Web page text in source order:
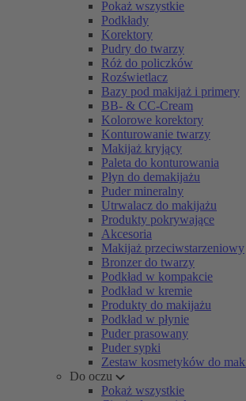
Pokaż wszystkie
Podkłady
Korektory
Pudry do twarzy
Róż do policzków
Rozświetlacz
Bazy pod makijaż i primery
BB- & CC-Cream
Kolorowe korektory
Konturowanie twarzy
Makijaż kryjący
Paleta do konturowania
Płyn do demakijażu
Puder mineralny
Utrwalacz do makijażu
Produkty pokrywające
Akcesoria
Makijaż przeciwstarzeniowy
Bronzer do twarzy
Podkład w kompakcie
Podkład w kremie
Produkty do makijażu
Podkład w płynie
Puder prasowany
Puder sypki
Zestaw kosmetyków do
Do oczu
Pokaż wszystkie